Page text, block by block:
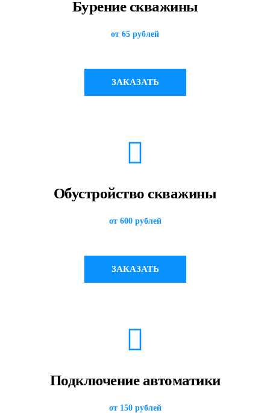
Бурение скважины
от 65 рублей
ЗАКАЗАТЬ
Обустройство скважины
от 600 рублей
ЗАКАЗАТЬ
Подключение автоматики
от 150 рублей